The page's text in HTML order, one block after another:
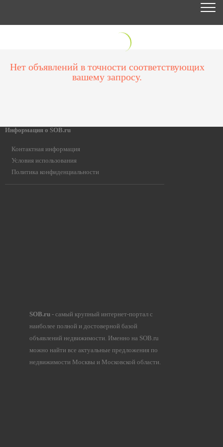
Нет объявлений в точности соответствующих
вашему запросу.
Информация о SOB.ru
Контактная информация
Условия использования
Политика конфиденциальности
SOB.ru- самый крупный интернет-портал с
наиболее полной и достоверной базой
объявлений недвижимости. Именно на SOB.ru
можно найти все актуальные предложения по
недвижимости Москвы и Московской области.